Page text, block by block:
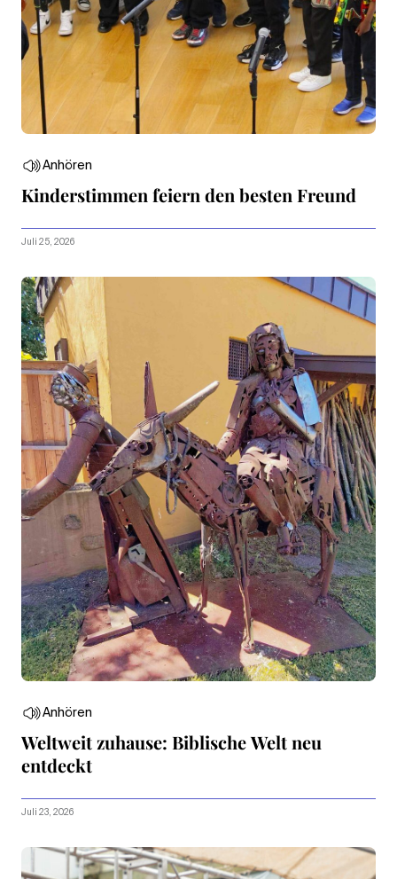
Anhören
Kinderstimmen feiern den besten Freund
Juli 25, 2026
Anhören
Weltweit zuhause: Biblische Welt neu
entdeckt
Juli 23, 2026